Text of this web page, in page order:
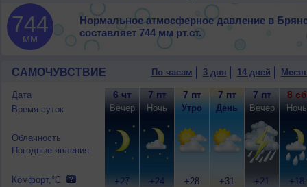
744
мм
Нормальное атмосферное давление в
составляет 744 мм рт.ст.
САМОЧУВСТВИЕ По часам 3 дня 14 дней
Дата
Время суток
Облачность
Погодные явления
Комфорт,°C
6 чт
Вечер
+27
7 пт
Ночь
+24
7 пт
Утро
+28
7 пт
День
+31
7 пт
Вечер
+21
8 сб
Ночь
+18